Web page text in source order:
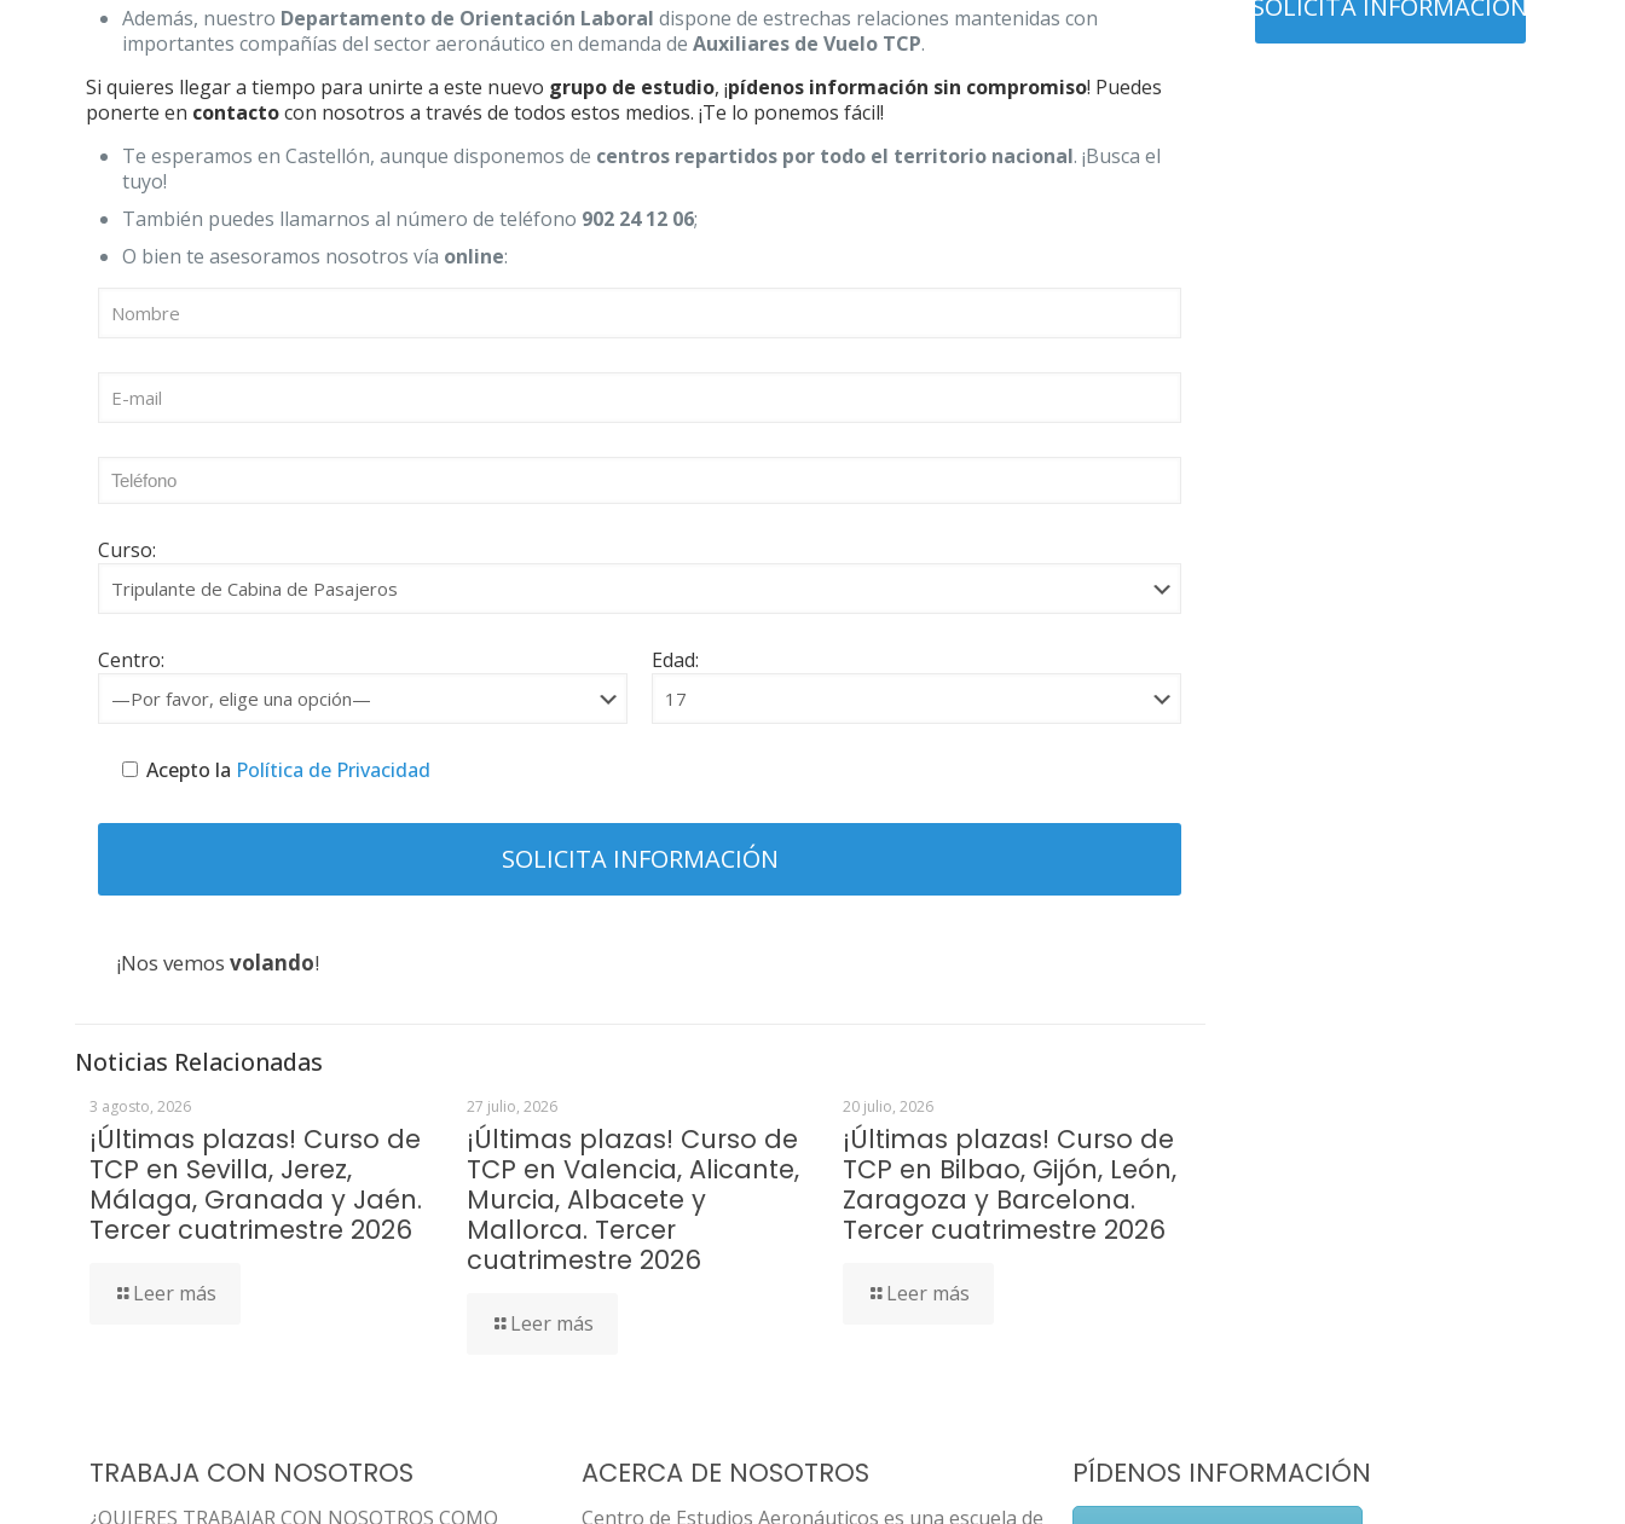
Además, nuestro Departamento de Orientación Laboraldispone de estrechas relaciones mantenidas con
importantes compañías del sector aeronáutico en demanda deAuxiliares de Vuelo TCP.
Si quieres llegar a tiempo para unirte a este nuevo grupo de estudio, ¡pídenos información sin compromiso! Puedes
ponerte en contactocon nosotros a través de todos estos medios. ¡Te lo ponemos fácil!
Te esperamos en Castellón, aunque disponemos de centros repartidos por todo el territorio nacional. ¡Busca el
tuyo!
También puedes llamarnos al número de teléfono 902 24 12 06;
O bien te asesoramos nosotros vía online:
Curso:
Centro: Edad:
Acepto la Política de Privacidad
¡Nos vemosvolando!
Noticias Relacionadas
3 agosto, 2026
¡Últimas plazas! Curso de
TCP en Sevilla, Jerez,
Málaga, Granada y Jaén.
Tercer cuatrimestre 2026
Leer más
27 julio, 2026
¡Últimas plazas! Curso de
TCP en Valencia, Alicante,
Murcia, Albacete y
Mallorca. Tercer
cuatrimestre 2026
Leer más
20 julio, 2026
¡Últimas plazas! Curso de
TCP en Bilbao, Gijón, León,
Zaragoza y Barcelona.
Tercer cuatrimestre 2026
Leer más
TRABAJA CON NOSOTROS
¿QUIERES TRABAJAR CON NOSOTROS COMO
ACERCA DE NOSOTROS
Centro de Estudios Aeronáuticos es una escuela de
PÍDENOS INFORMACIÓN